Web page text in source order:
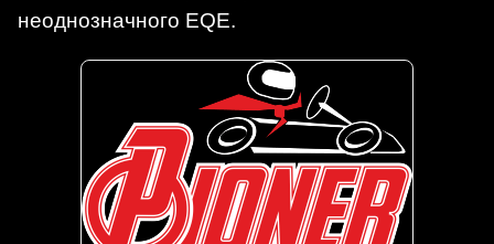
неоднозначного EQE.